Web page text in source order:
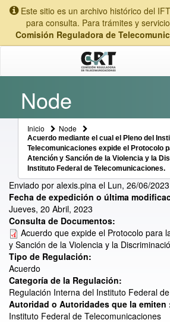
Este sitio es un archivo histórico del
para consulta. Para trámites y
Comisión Reguladora de
Node
Inicio Node
Acuerdo mediante el cual el Pleno del
Telecomunicaciones expide el Protocolo
Atención y Sanción de la Violencia y la
Instituto Federal de Telecomunicaciones.
Enviado por alexis.pina el Lun, 26/06/
Fecha de expedición o última
Jueves, 20 Abril, 2023
Consulta de Documentos:
Acuerdo que expide el Protocolo para
y Sanción de la Violencia y la
Tipo de Regulación:
Acuerdo
Categoría de la Regulación:
Regulación Interna del Instituto Federal
Autoridad o Autoridades que la emiten
Instituto Federal de Telecomunicaciones